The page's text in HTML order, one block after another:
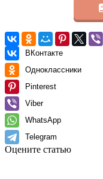
ВКонтакте
Одноклассники
Pinterest
Viber
WhatsApp
Telegram
Оцените статью